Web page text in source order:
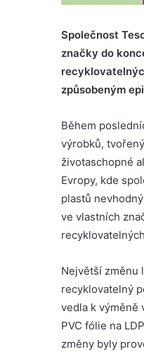
Společnost
značky do
způsobeným
Během
výrobků,
životaschopné
Evropy, kde
plastů
ve vlastních
Největší změnu
recyklovatelný
vedla k výměně
PVC fólie na
změny byly